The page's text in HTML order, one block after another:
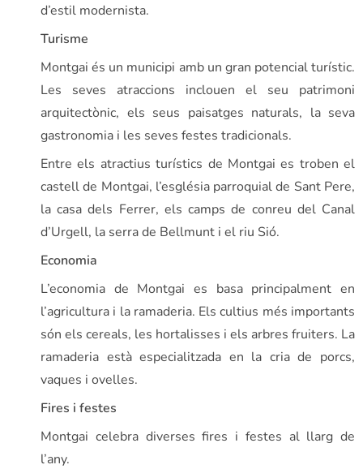
d’estil modernista.
Turisme
Montgai és un municipi amb un gran potencial turístic.
Les seves atraccions inclouen el seu patrimoni
arquitectònic, els seus paisatges naturals, la seva
gastronomia i les seves festes tradicionals.
Entre els atractius turístics de Montgai es troben el
castell de Montgai, l’església parroquial de Sant Pere,
la casa dels Ferrer, els camps de conreu del Canal
d’Urgell, la serra de Bellmunt i el riu Sió.
Economia
L’economia de Montgai es basa principalment en
l’agricultura i la ramaderia. Els cultius més importants
són els cereals, les hortalisses i els arbres fruiters. La
ramaderia està especialitzada en la cria de porcs,
vaques i ovelles.
Fires i festes
Montgai celebra diverses fires i festes al llarg de
l’any.